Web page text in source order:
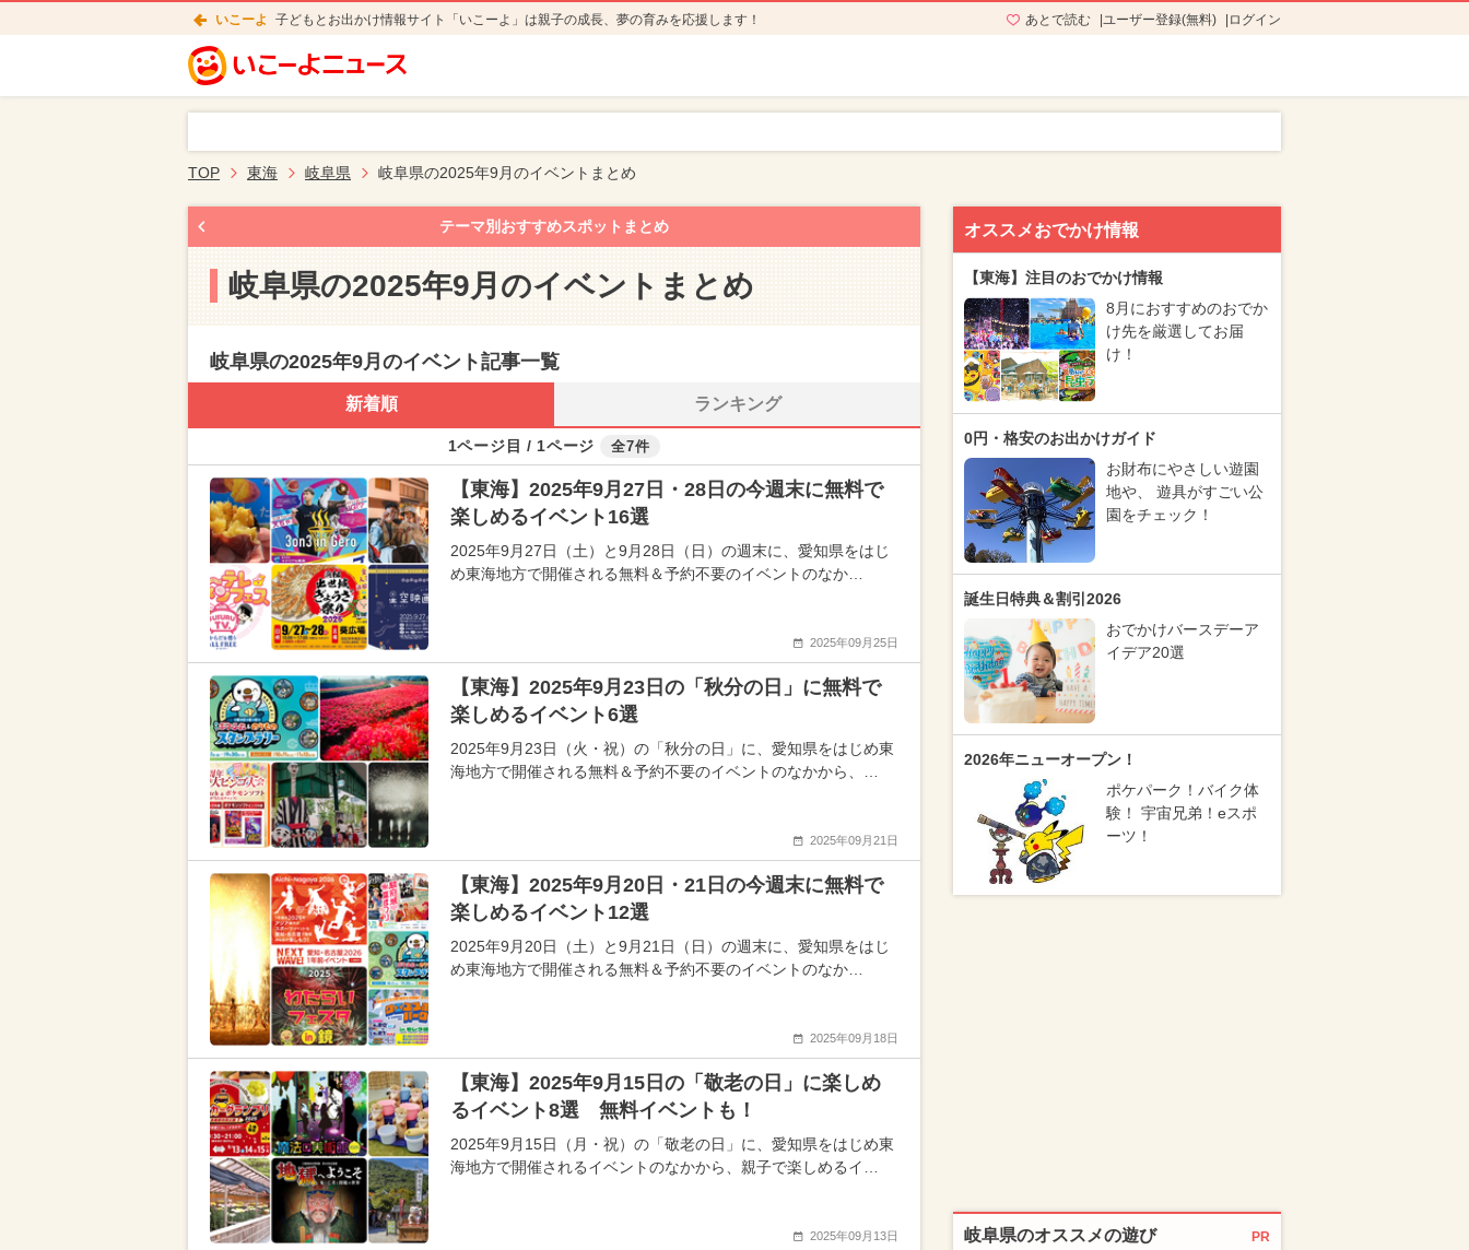
いこーよ 子どもとお出かけ情報サイト「いこーよ」は親子の成長、夢の育みを応援します！ あとで読む ユーザー登録(無料) ログイン
TOP 東海 岐阜県 岐阜県の2025年9月のイベントまとめ
テーマ別おすすめスポットまとめ
岐阜県の2025年9月のイベントまとめ
岐阜県の2025年9月のイベント記事一覧
新着順 ランキング
1ページ目 / 1ページ 全7件
【東海】2025年9月27日・28日の今週末に無料で
楽しめるイベント16選
2025年9月27日（土）と9月28日（日）の週末に、愛知県をはじ
め東海地方で開催される無料＆予約不要のイベントのなか…
2025年09月25日
【東海】2025年9月23日の「秋分の日」に無料で
楽しめるイベント6選
2025年9月23日（火・祝）の「秋分の日」に、愛知県をはじめ東
海地方で開催される無料＆予約不要のイベントのなかから、…
2025年09月21日
【東海】2025年9月20日・21日の今週末に無料で
楽しめるイベント12選
2025年9月20日（土）と9月21日（日）の週末に、愛知県をはじ
め東海地方で開催される無料＆予約不要のイベントのなか…
2025年09月18日
【東海】2025年9月15日の「敬老の日」に楽しめ
るイベント8選 無料イベントも！
2025年9月15日（月・祝）の「敬老の日」に、愛知県をはじめ東
海地方で開催されるイベントのなかから、親子で楽しめるイ…
2025年09月13日
オススメおでかけ情報
【東海】注目のおでかけ情報
8月におすすめのおでか
け先を厳選してお届
け！
0円・格安のお出かけガイド
お財布にやさしい遊園
地や、 遊具がすごい公
園をチェック！
誕生日特典＆割引2026
おでかけバースデーア
イデア20選
2026年ニューオープン！
ポケパーク！バイク体
験！ 宇宙兄弟！eスポ
ーツ！
岐阜県のオススメの遊び PR